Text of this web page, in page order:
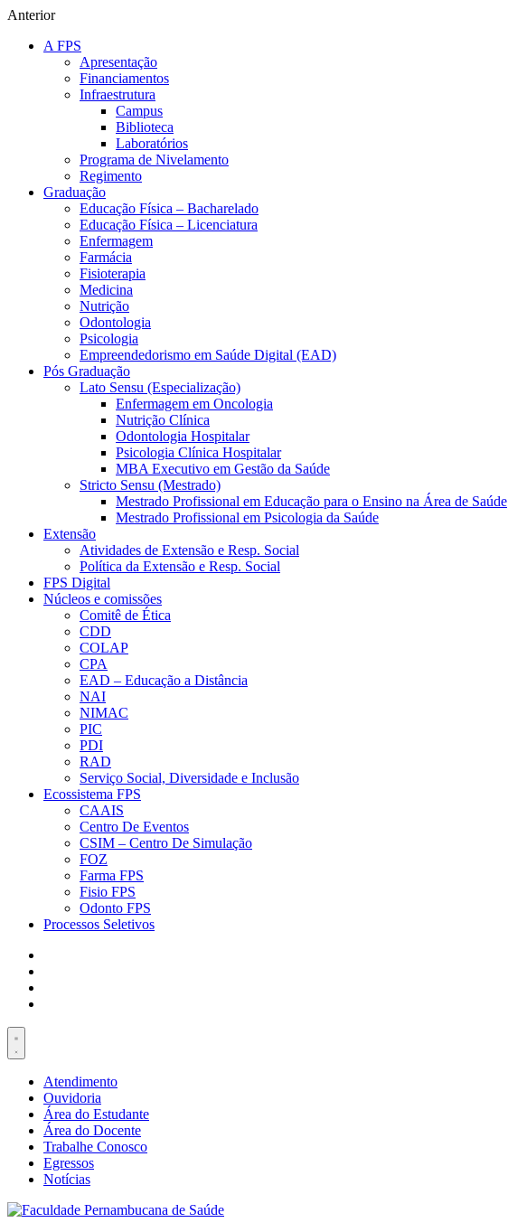
Anterior
A FPS
Apresentação
Financiamentos
Infraestrutura
Campus
Biblioteca
Laboratórios
Programa de Nivelamento
Regimento
Graduação
Educação Física – Bacharelado
Educação Física – Licenciatura
Enfermagem
Farmácia
Fisioterapia
Medicina
Nutrição
Odontologia
Psicologia
Empreendedorismo em Saúde Digital (EAD)
Pós Graduação
Lato Sensu (Especialização)
Enfermagem em Oncologia
Nutrição Clínica
Odontologia Hospitalar
Psicologia Clínica Hospitalar
MBA Executivo em Gestão da Saúde
Stricto Sensu (Mestrado)
Mestrado Profissional em Educação para o Ensino na Área de Saúde
Mestrado Profissional em Psicologia da Saúde
Extensão
Atividades de Extensão e Resp. Social
Política da Extensão e Resp. Social
FPS Digital
Núcleos e comissões
Comitê de Ética
CDD
COLAP
CPA
EAD – Educação a Distância
NAI
NIMAC
PIC
PDI
RAD
Serviço Social, Diversidade e Inclusão
Ecossistema FPS
CAAIS
Centro De Eventos
CSIM – Centro De Simulação
FOZ
Farma FPS
Fisio FPS
Odonto FPS
Processos Seletivos
Atendimento
Ouvidoria
Área do Estudante
Área do Docente
Trabalhe Conosco
Egressos
Notícias